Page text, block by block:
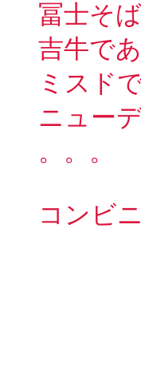
冨士そ
吉牛で
ミスド
ニュー
。。。
コンビ